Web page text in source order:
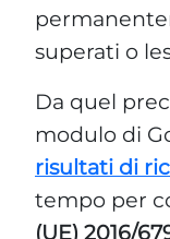
superati o
Da quel
modulo di
risultati di
tempo per
(UE) 2016/